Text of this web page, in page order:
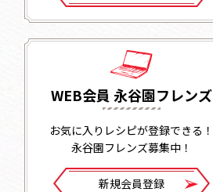
WEB会員 永谷園フレンズ
お気に入りレシピが登録できる！
永谷園フレンズ募集中！
新規会員登録